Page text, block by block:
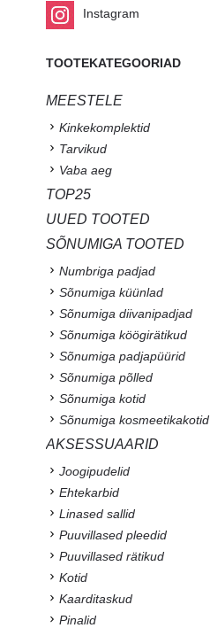
Instagram
TOOTEKATEGOORIAD
MEESTELE
Kinkekomplektid
Tarvikud
Vaba aeg
TOP25
UUED TOOTED
SÕNUMIGA TOOTED
Numbriga padjad
Sõnumiga küünlad
Sõnumiga diivanipadjad
Sõnumiga köögirätikud
Sõnumiga padjapüürid
Sõnumiga põlled
Sõnumiga kotid
Sõnumiga kosmeetikakotid
AKSESSUAARID
Joogipudelid
Ehtekarbid
Linased sallid
Puuvillased pleedid
Puuvillased rätikud
Kotid
Kaarditaskud
Pinalid